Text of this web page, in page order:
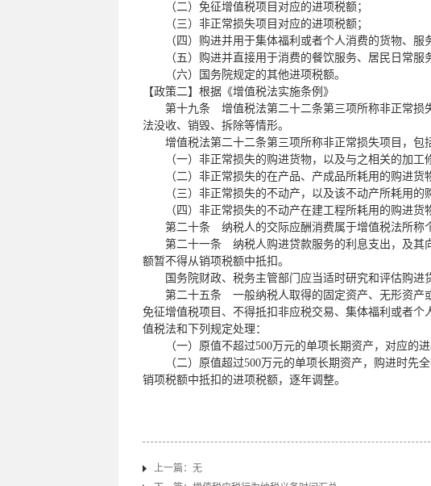
（二）免征增值税项目对应的进项税额；
（三）非正常损失项目对应的进项税额；
（四）购进并用于集体福利或者个人消费的货物、服
（五）购进并直接用于消费的餐饮服务、居民日常服
（六）国务院规定的其他进项税额。
【政策二】根据《增值税法实施条例》
第十九条 增值税法第二十二条第三项所称非正常损
法没收、销毁、拆除等情形。
增值税法第二十二条第三项所称非正常损失项目，包
（一）非正常损失的购进货物，以及与之相关的加工
（二）非正常损失的在产品、产成品所耗用的购进
（三）非正常损失的不动产，以及该不动产所耗用的
（四）非正常损失的不动产在建工程所耗用的购进
第二十条 纳税人的交际应酬消费属于增值税法所称
第二十一条 纳税人购进贷款服务的利息支出，及其
额暂不得从销项税额中抵扣。
国务院财政、税务主管部门应当适时研究和评估购
第二十五条 一般纳税人取得的固定资产、无形资产
免征增值税项目、不得抵扣非应税交易、集体福利或者
值税法和下列规定处理：
（一）原值不超过500万元的单项长期资产，对应的
（二）原值超过500万元的单项长期资产，购进时先
销项税额中抵扣的进项税额，逐年调整。
上一篇：无